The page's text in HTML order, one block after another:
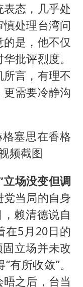
态，几乎处
处理台湾问
是，他不仅
批评烈度。
言，有理不
需要冷静沟
塞思在香格
频截图
场没变但调
当局的自身
赖清德说自
在5月20日的
立场并未改
有所收敛”。
之后，台当